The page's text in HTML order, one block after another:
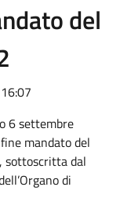
del
6 settembre
mandato del
sottoscritta dal
di